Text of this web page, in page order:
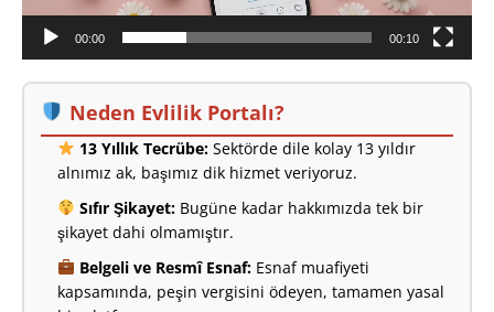
00:00 00:10
Neden Evlilik Portalı?
13 Yıllık Tecrübe:Sektörde dile kolay 13 yıldır
alnımız ak, başımız dik hizmet veriyoruz.
Sıfır Şikayet:Bugüne kadar hakkımızda tek bir
şikayet dahi olmamıştır.
Belgeli ve Resmî Esnaf:Esnaf muafiyeti
kapsamında, peşin vergisini ödeyen, tamamen yasal